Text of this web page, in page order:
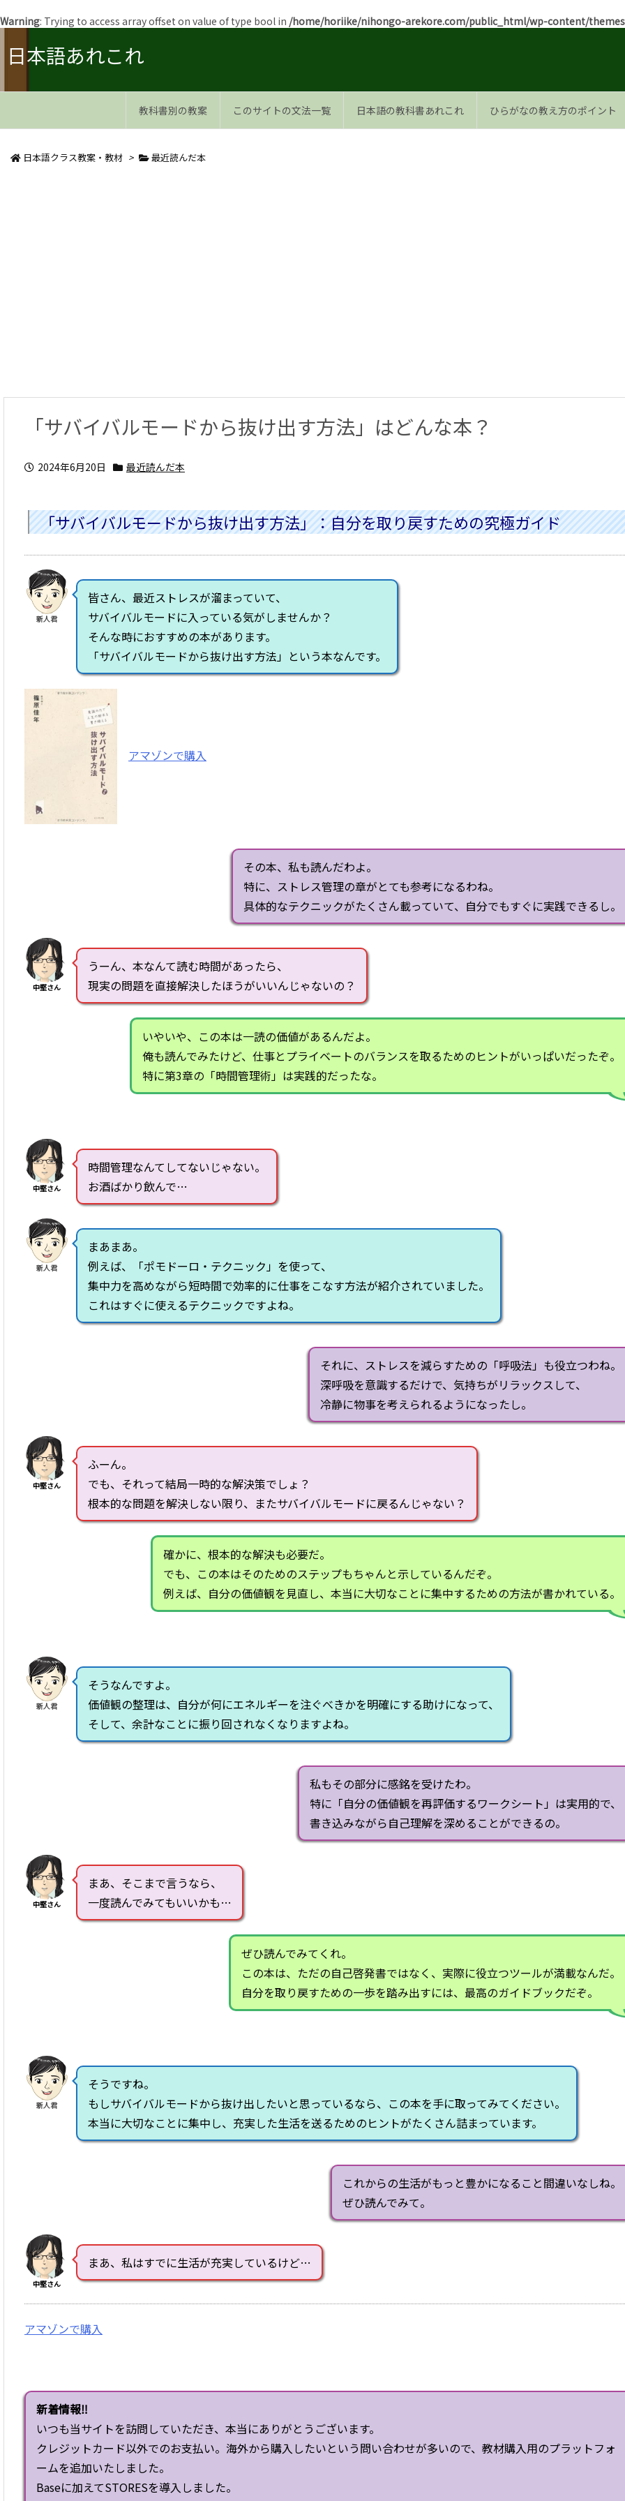
Warning: Trying to access array offset on value of type bool in /home/horiike/nihongo-arekore.com/public_html/wp-content/
日本語あれこれ
教科書別の教案 このサイトの文法一覧 日本語の教科書あれこれ ひらがなの教え方のポイント
日本語クラス教案・教材 > 最近読んだ本
「サバイバルモードから抜け出す方法」はどんな本？
2024年6月20日 最近読んだ本
「サバイバルモードから抜け出す方法」：自分を取り戻すための究極ガイド
新人君
皆さん、最近ストレスが溜まっていて、
サバイバルモードに入っている気がしませんか？
そんな時におすすめの本があります。
「サバイバルモードから抜け出す方法」という本なんです。
アマゾンで購入
その本、私も読んだわよ。
特に、ストレス管理の章がとても参考になるわね。
具体的なテクニックがたくさん載っていて、自分でもすぐに実践できるし。
中堅さん
うーん、本なんて読む時間があったら、
現実の問題を直接解決したほうがいいんじゃないの？
いやいや、この本は一読の価値があるんだよ。
俺も読んでみたけど、仕事とプライベートのバランスを取るためのヒントがいっぱいだったぞ。
特に第3章の「時間管理術」は実践的だったな。
中堅さん
時間管理なんてしてないじゃない。
お酒ばかり飲んで…
新人君
まあまあ。
例えば、「ポモドーロ・テクニック」を使って、
集中力を高めながら短時間で効率的に仕事をこなす方法が紹介されていました。
これはすぐに使えるテクニックですよね。
それに、ストレスを減らすための「呼吸法」も役立つわね。
深呼吸を意識するだけで、気持ちがリラックスして、
冷静に物事を考えられるようになったし。
中堅さん
ふーん。
でも、それって結局一時的な解決策でしょ？
根本的な問題を解決しない限り、またサバイバルモードに戻るんじゃない？
確かに、根本的な解決も必要だ。
でも、この本はそのためのステップもちゃんと示しているんだぞ。
例えば、自分の価値観を見直し、本当に大切なことに集中するための方法が書かれている。
新人君
そうなんですよ。
価値観の整理は、自分が何にエネルギーを注ぐべきかを明確にする助けになって、
そして、余計なことに振り回されなくなりますよね。
私もその部分に感銘を受けたわ。
特に「自分の価値観を再評価するワークシート」は実用的で、
書き込みながら自己理解を深めることができるの。
中堅さん
まあ、そこまで言うなら、
一度読んでみてもいいかも…
ぜひ読んでみてくれ。
この本は、ただの自己啓発書ではなく、実際に役立つツールが満載なんだ。
自分を取り戻すための一歩を踏み出すには、最高のガイドブックだぞ。
新人君
そうですね。
もしサバイバルモードから抜け出したいと思っているなら、この本を手に取ってみてください。
本当に大切なことに集中し、充実した生活を送るためのヒントがたくさん詰まっています。
これからの生活がもっと豊かになること間違いなしね。
ぜひ読んでみて。
中堅さん
まあ、私はすでに生活が充実しているけど…
アマゾンで購入
新着情報‼
いつも当サイトを訪問していただき、本当にありがとうございます。
クレジットカード以外でのお支払い。海外から購入したいという問い合わせが多いので、教材購入用のプラットフォ
ームを追加いたしました。
Baseに加えてSTORESを導入しました。